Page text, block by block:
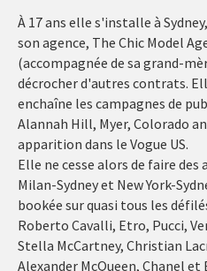
À 17 ans elle s'installe à
son agence, The Chic Model
(accompagnée de sa grand-
décrocher d'autres contrats.
enchaîne les campagnes de
Alannah Hill, Myer, Colorado
apparition dans le Vogue US.
Elle ne cesse alors de faire
Milan-Sydney et New York-
bookée sur quasi tous les
Roberto Cavalli, Etro, Pucci,
Stella McCartney, Christian
Alexander McQueen, Chanel et